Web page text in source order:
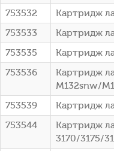
753532
Картридж
753533
Картридж
753535
Картридж
753536
Картридж
M132snw/
753539
Картридж
753544
Картридж
3170/3175/